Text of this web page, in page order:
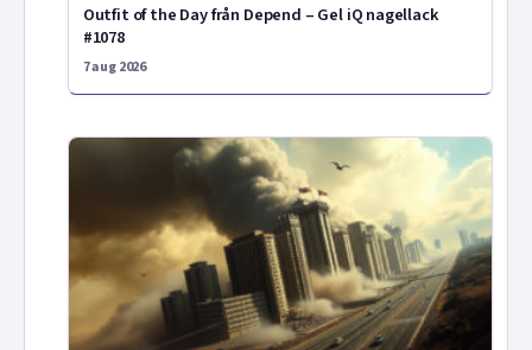
Outfit of the Day från Depend – Gel iQ nagellack
#1078
7 aug 2026